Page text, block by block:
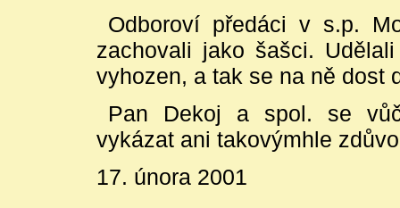
Odboroví předáci v s.p.
zachovali jako šašci.
vyhozen, a tak se na ně dost
Pan Dekoj a spol. se
vykázat ani takovýmhle
17. února 2001